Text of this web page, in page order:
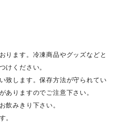
ります。冷凍商品やグッズなどと
けください。
致します。保存方法が守られてい
ありますのでご注意下さい。
飲みきり下さい。
。